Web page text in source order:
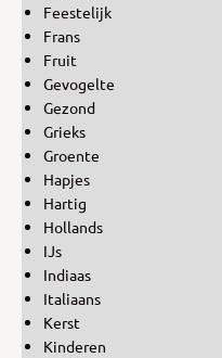
Feestelijk
Frans
Fruit
Gevogelte
Gezond
Grieks
Groente
Hapjes
Hartig
Hollands
IJs
Indiaas
Italiaans
Kerst
Kinderen